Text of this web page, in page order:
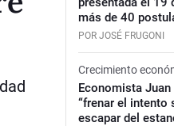
más de 40
POR JOSÉ FRUGONI
Crecimiento
Economista
“frenar el intento
escapar del